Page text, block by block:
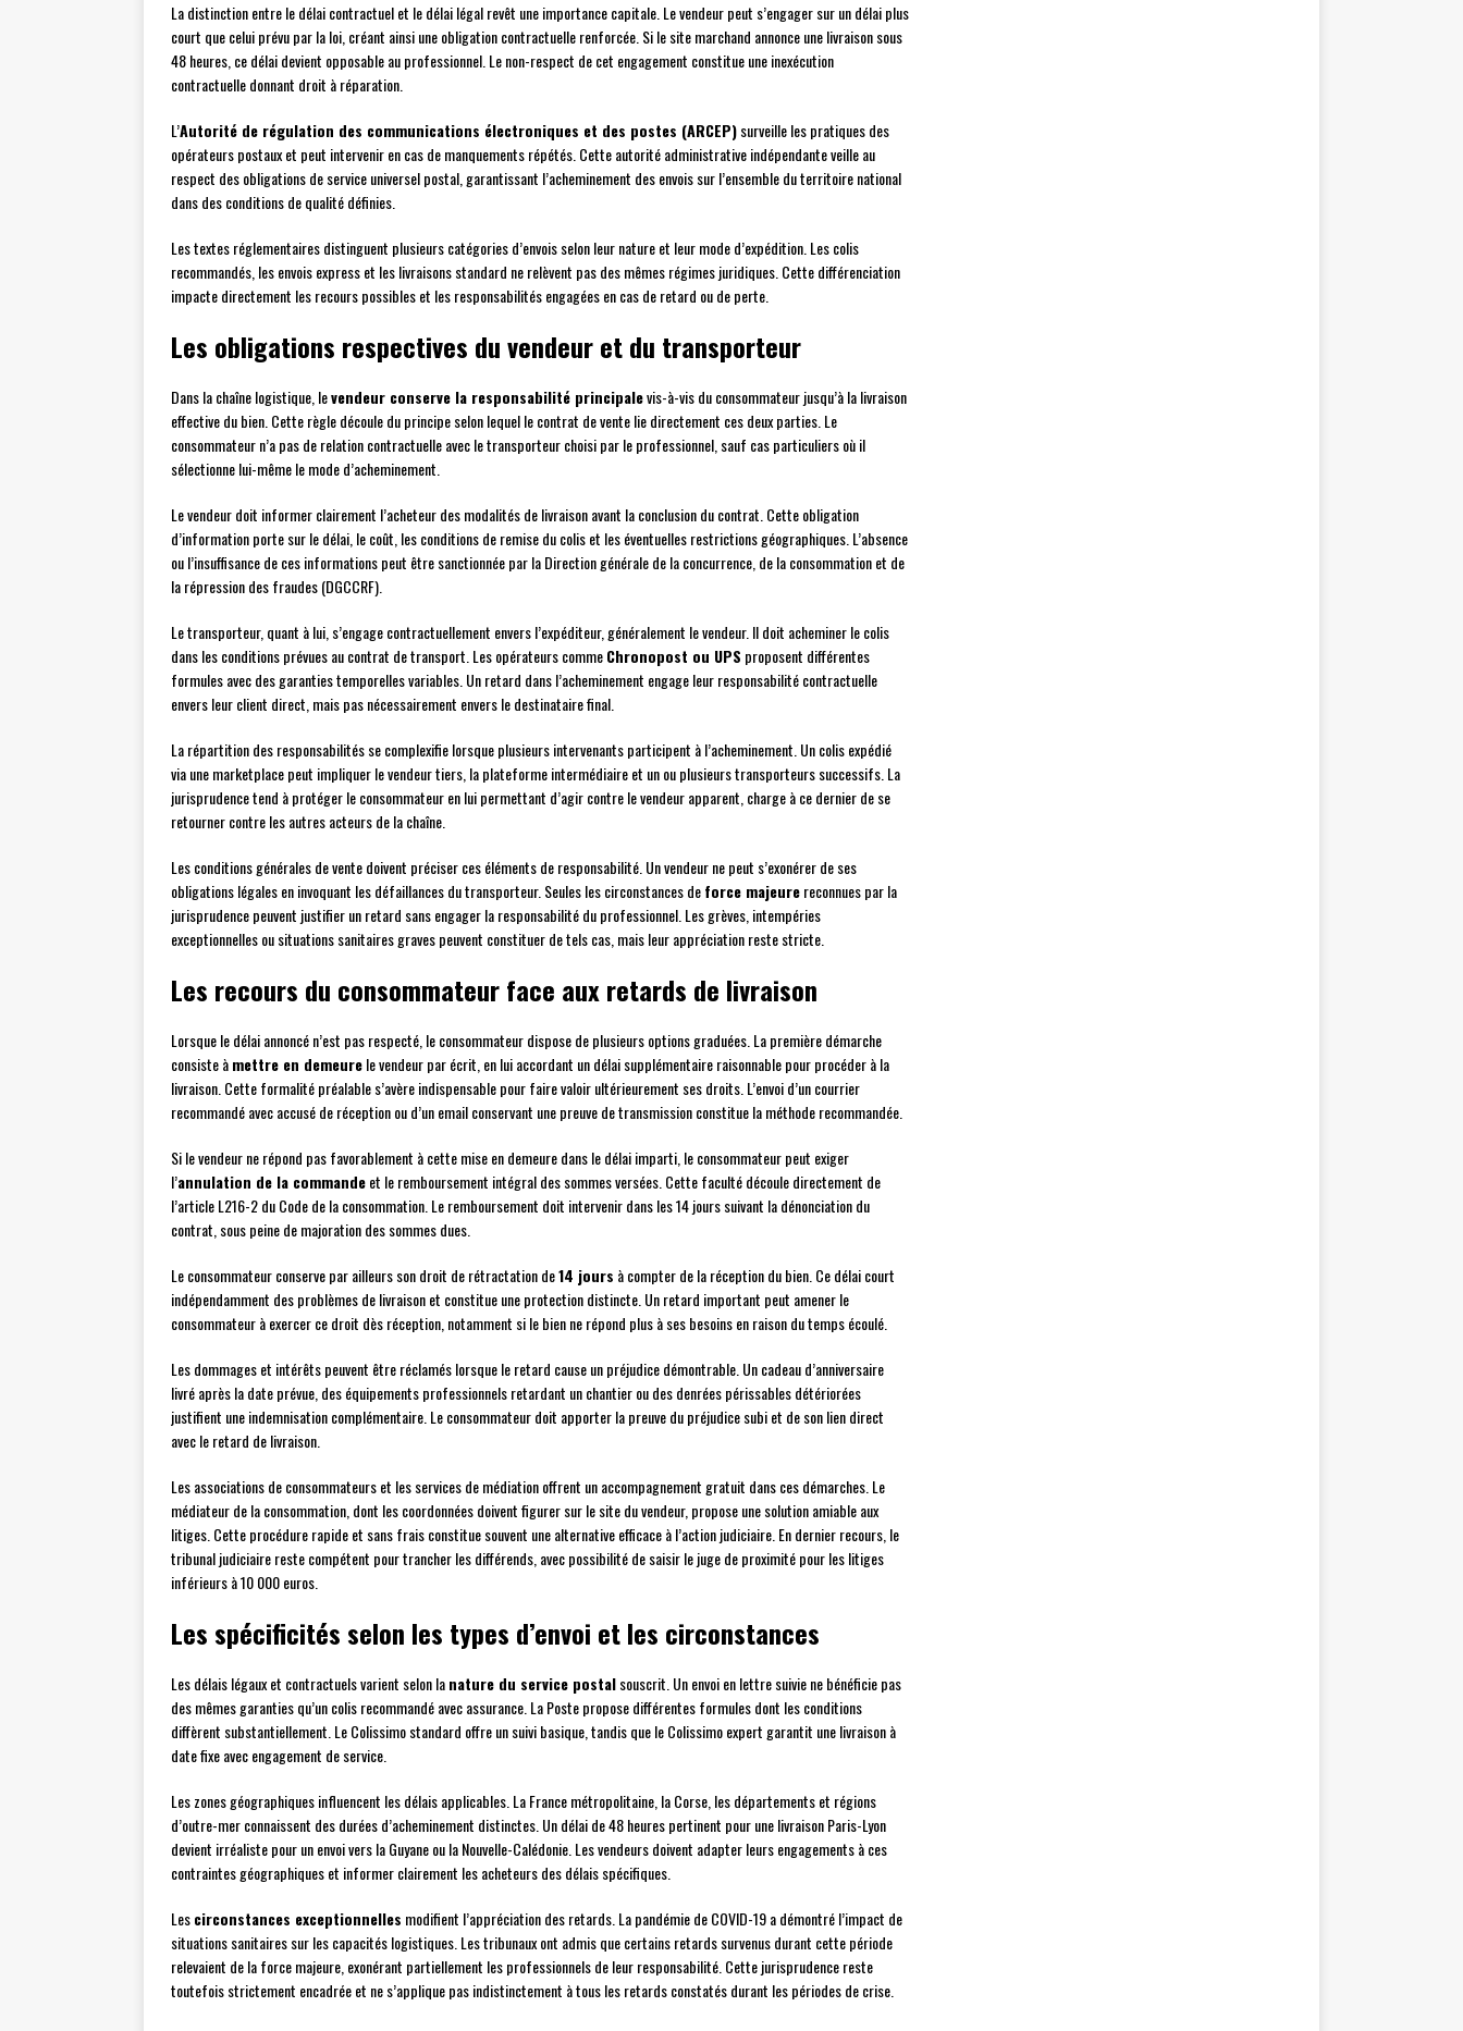
La distinction entre le délai contractuel et le délai légal revêt une importance capitale. Le vendeur peut s’engager sur un délai plus
court que celui prévu par la loi, créant ainsi une obligation contractuelle renforcée. Si le site marchand annonce une livraison sous
48 heures, ce délai devient opposable au professionnel. Le non-respect de cet engagement constitue une inexécution
contractuelle donnant droit à réparation.
L’Autorité de régulation des communications électroniques et des postes (ARCEP)surveille les pratiques des
opérateurs postaux et peut intervenir en cas de manquements répétés. Cette autorité administrative indépendante veille au
respect des obligations de service universel postal, garantissant l’acheminement des envois sur l’ensemble du territoire national
dans des conditions de qualité définies.
Les textes réglementaires distinguent plusieurs catégories d’envois selon leur nature et leur mode d’expédition. Les colis
recommandés, les envois express et les livraisons standard ne relèvent pas des mêmes régimes juridiques. Cette différenciation
impacte directement les recours possibles et les responsabilités engagées en cas de retard ou de perte.
Les obligations respectives du vendeur et du transporteur
Dans la chaîne logistique, levendeur conserve la responsabilité principalevis-à-vis du consommateur jusqu’à la livraison
effective du bien. Cette règle découle du principe selon lequel le contrat de vente lie directement ces deux parties. Le
consommateur n’a pas de relation contractuelle avec le transporteur choisi par le professionnel, sauf cas particuliers où il
sélectionne lui-même le mode d’acheminement.
Le vendeur doit informer clairement l’acheteur des modalités de livraison avant la conclusion du contrat. Cette obligation
d’information porte sur le délai, le coût, les conditions de remise du colis et les éventuelles restrictions géographiques. L’absence
ou l’insuffisance de ces informations peut être sanctionnée par la Direction générale de la concurrence, de la consommation et de
la répression des fraudes (DGCCRF).
Le transporteur, quant à lui, s’engage contractuellement envers l’expéditeur, généralement le vendeur. Il doit acheminer le colis
dans les conditions prévues au contrat de transport. Les opérateurs commeChronopost ou UPS proposent différentes
formules avec des garanties temporelles variables. Un retard dans l’acheminement engage leur responsabilité contractuelle
envers leur client direct, mais pas nécessairement envers le destinataire final.
La répartition des responsabilités se complexifie lorsque plusieurs intervenants participent à l’acheminement. Un colis expédié
via une marketplace peut impliquer le vendeur tiers, la plateforme intermédiaire et un ou plusieurs transporteurs successifs. La
jurisprudence tend à protéger le consommateur en lui permettant d’agir contre le vendeur apparent, charge à ce dernier de se
retourner contre les autres acteurs de la chaîne.
Les conditions générales de vente doivent préciser ces éléments de responsabilité. Un vendeur ne peut s’exonérer de ses
obligations légales en invoquant les défaillances du transporteur. Seules les circonstances deforce majeurereconnues par la
jurisprudence peuvent justifier un retard sans engager la responsabilité du professionnel. Les grèves, intempéries
exceptionnelles ou situations sanitaires graves peuvent constituer de tels cas, mais leur appréciation reste stricte.
Les recours du consommateur face aux retards de livraison
Lorsque le délai annoncé n’est pas respecté, le consommateur dispose de plusieurs options graduées. La première démarche
consiste àmettre en demeurele vendeur par écrit, en lui accordant un délai supplémentaire raisonnable pour procéder à la
livraison. Cette formalité préalable s’avère indispensable pour faire valoir ultérieurement ses droits. L’envoi d’un courrier
recommandé avec accusé de réception ou d’un email conservant une preuve de transmission constitue la méthode recommandée.
Si le vendeur ne répond pas favorablement à cette mise en demeure dans le délai imparti, le consommateur peut exiger
l’annulation de la commandeet le remboursement intégral des sommes versées. Cette faculté découle directement de
l’article L216-2 du Code de la consommation. Le remboursement doit intervenir dans les 14 jours suivant la dénonciation du
contrat, sous peine de majoration des sommes dues.
Le consommateur conserve par ailleurs son droit de rétractation de14 jours à compter de la réception du bien. Ce délai court
indépendamment des problèmes de livraison et constitue une protection distincte. Un retard important peut amener le
consommateur à exercer ce droit dès réception, notamment si le bien ne répond plus à ses besoins en raison du temps écoulé.
Les dommages et intérêts peuvent être réclamés lorsque le retard cause un préjudice démontrable. Un cadeau d’anniversaire
livré après la date prévue, des équipements professionnels retardant un chantier ou des denrées périssables détériorées
justifient une indemnisation complémentaire. Le consommateur doit apporter la preuve du préjudice subi et de son lien direct
avec le retard de livraison.
Les associations de consommateurs et les services de médiation offrent un accompagnement gratuit dans ces démarches. Le
médiateur de la consommation, dont les coordonnées doivent figurer sur le site du vendeur, propose une solution amiable aux
litiges. Cette procédure rapide et sans frais constitue souvent une alternative efficace à l’action judiciaire. En dernier recours, le
tribunal judiciaire reste compétent pour trancher les différends, avec possibilité de saisir le juge de proximité pour les litiges
inférieurs à 10 000 euros.
Les spécificités selon les types d’envoi et les circonstances
Les délais légaux et contractuels varient selon lanature du service postalsouscrit. Un envoi en lettre suivie ne bénéficie pas
des mêmes garanties qu’un colis recommandé avec assurance. La Poste propose différentes formules dont les conditions
diffèrent substantiellement. Le Colissimo standard offre un suivi basique, tandis que le Colissimo expert garantit une livraison à
date fixe avec engagement de service.
Les zones géographiques influencent les délais applicables. La France métropolitaine, la Corse, les départements et régions
d’outre-mer connaissent des durées d’acheminement distinctes. Un délai de 48 heures pertinent pour une livraison Paris-Lyon
devient irréaliste pour un envoi vers la Guyane ou la Nouvelle-Calédonie. Les vendeurs doivent adapter leurs engagements à ces
contraintes géographiques et informer clairement les acheteurs des délais spécifiques.
Lescirconstances exceptionnelles modifient l’appréciation des retards. La pandémie de COVID-19 a démontré l’impact de
situations sanitaires sur les capacités logistiques. Les tribunaux ont admis que certains retards survenus durant cette période
relevaient de la force majeure, exonérant partiellement les professionnels de leur responsabilité. Cette jurisprudence reste
toutefois strictement encadrée et ne s’applique pas indistinctement à tous les retards constatés durant les périodes de crise.